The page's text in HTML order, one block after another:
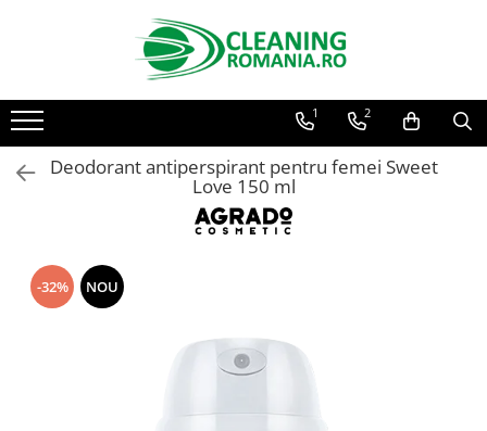
Toate Produsele
Curatenie & Intretinere Casa
Detergenti si solutii concentrate
pentru pardoseli
Produse Bio pentru Casa
Detergenti si solutii universale
Detergenti si solutii pentru geam
si sticla
suprafete de lemn si mobila
Detergenti si solutii pentru baie
1 2
Deodorant antiperspirant pentru femei Sweet
Love 150 ml
-32% NOU